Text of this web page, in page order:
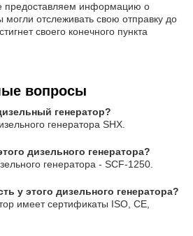
предоставляем информацию о
отслеживать свою отправку до
своего конечного пункта
вопросы
генератор?
генератора SHX.
дизельного генератора?
генератора - SCF-1250.
у этого дизельного генератора?
имеет сертификаты ISO, CE,